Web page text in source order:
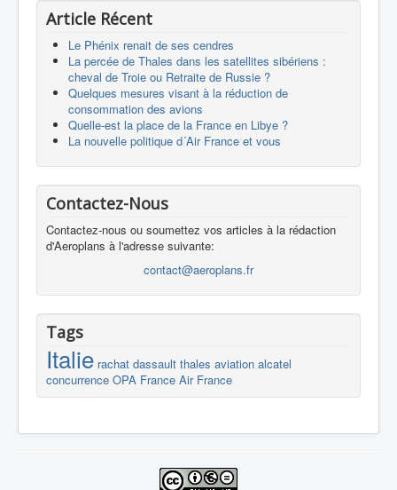
Europespace
Drones
Article Récent
Le Phénix renait de ses cendres
La percée de Thales dans les satellites sibériens :
cheval de Troie ou Retraite de Russie ?
Quelques mesures visant à la réduction de
consommation des avions
Quelle-est la place de la France en Libye ?
La nouvelle politique d´Air France et vous
Contactez-Nous
Contactez-nous ou soumettez vos articles à la rédaction
d'Aeroplans à l'adresse suivante:
contact@aeroplans.fr
Tags
Italie rachat dassault thales aviation alcatel
concurrence OPA France Air France